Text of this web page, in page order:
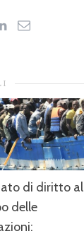
di diritto al
delle